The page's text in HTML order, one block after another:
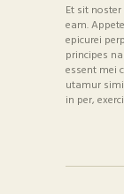
Et sit
eam.
epicurei
principes
essent mei
utamur
in per,